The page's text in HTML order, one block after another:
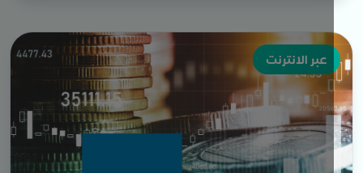
عبر الانترنت